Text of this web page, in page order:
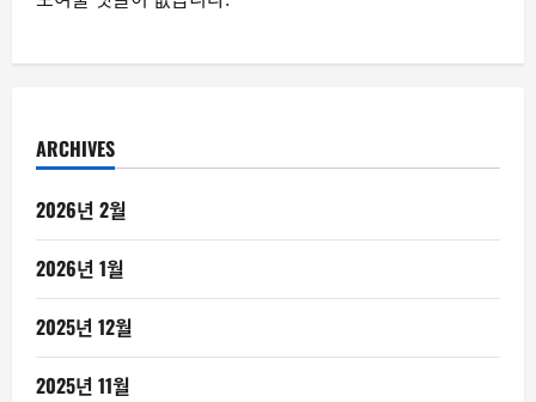
ARCHIVES
2026년 2월
2026년 1월
2025년 12월
2025년 11월